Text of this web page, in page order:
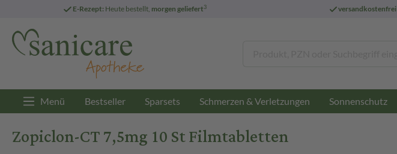
E-Rezept: Heute bestellt, morgen geliefert3 versandkostenfrei
Menü Bestseller Sparsets Schmerzen & Verletzungen Sonnenschutz
Zopiclon-CT 7,5mg 10 St Filmtabletten